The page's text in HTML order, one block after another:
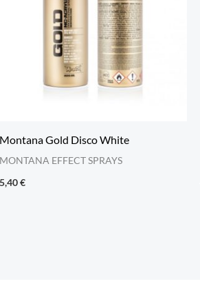
Montana Gold Disco White
MONTANA EFFECT SPRAYS
5,40€